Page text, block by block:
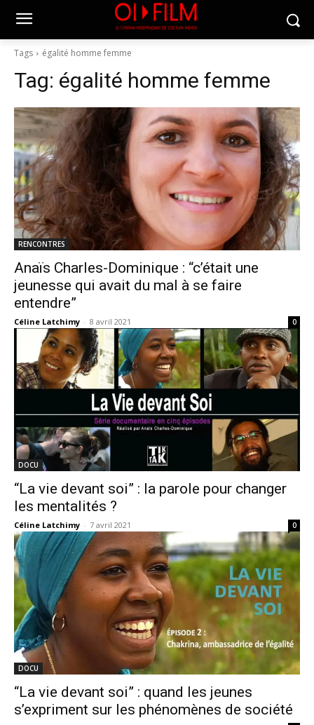
Tags égalité homme femme
Tag: égalité homme femme
RENCONTRES
Anaïs Charles-Dominique : “c’était une
jeunesse qui avait du mal à se faire
entendre”
Céline Latchimy - 8 avril 2021 0
DOCU
“La vie devant soi” : la parole pour changer
les mentalités ?
Céline Latchimy - 7 avril 2021 0
DOCU
“La vie devant soi” : quand les jeunes
s’expriment sur les phénomènes de société